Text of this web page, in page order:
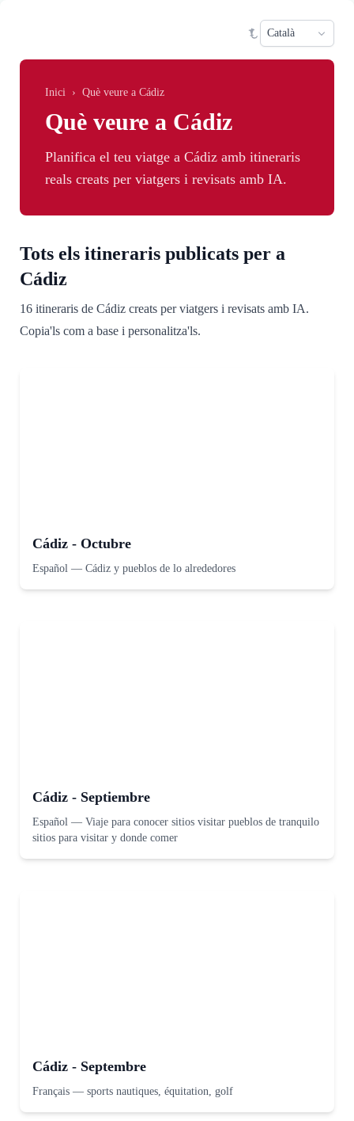
Inici › Què veure a Cádiz
Què veure a Cádiz
Planifica el teu viatge a Cádiz amb itineraris
reals creats per viatgers i revisats amb IA.
Tots els itineraris publicats per a
Cádiz
16 itineraris de Cádiz creats per viatgers i revisats amb IA.
Copia'ls com a base i personalitza'ls.
Cádiz - Octubre
Español — Cádiz y pueblos de lo alrededores
Cádiz - Septiembre
Español — Viaje para conocer sitios visitar pueblos de tranquilo
sitios para visitar y donde comer
Cádiz - Septembre
Français — sports nautiques, équitation, golf